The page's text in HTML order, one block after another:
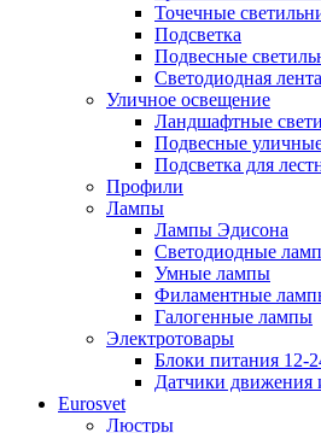
Точечные
Подсветка
Подвесные
Светодиодная лента
Уличное освещение
Ландшафтные
Подвесные
Подсветка для
Профили
Лампы
Лампы Эдисона
Светодиодные
Умные лампы
Филаментные
Галогенные лампы
Электротовары
Блоки питания 12-
Датчики движения
Eurosvet
Люстры